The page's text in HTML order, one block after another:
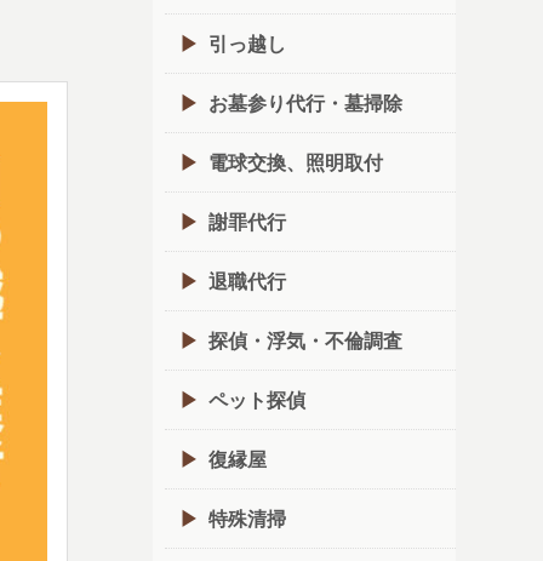
引っ越し
お墓参り代行・墓掃除
電球交換、照明取付
謝罪代行
退職代行
探偵・浮気・不倫調査
ペット探偵
復縁屋
特殊清掃